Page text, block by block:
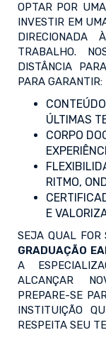
OPTAR POR UMA
INVESTIR EM
DIRECIONADA
TRABALHO.
DISTÂNCIA
PARA GARANTIR:
ÚLTIMAS
CORPO
RITMO,
E
SEJA QUAL FOR
GRADUAÇÃO
A
ALCANÇAR
PREPARE-SE
INSTITUIÇÃO
RESPEITA SEU